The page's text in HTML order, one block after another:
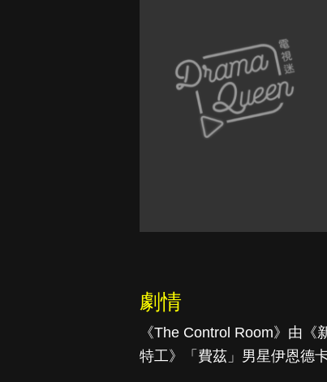
劇情
《The Control Room》由
特工》「費茲」男星伊恩德